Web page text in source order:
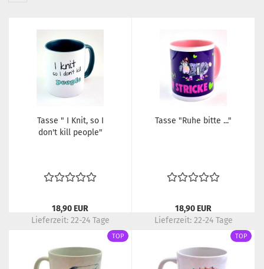
Tasse " I Knit, so I
don't kill people"
18,90 EUR
Lieferzeit: 22-24 Tage
Tasse "Ruhe bitte ..."
18,90 EUR
Lieferzeit: 22-24 Tage
TOP TOP